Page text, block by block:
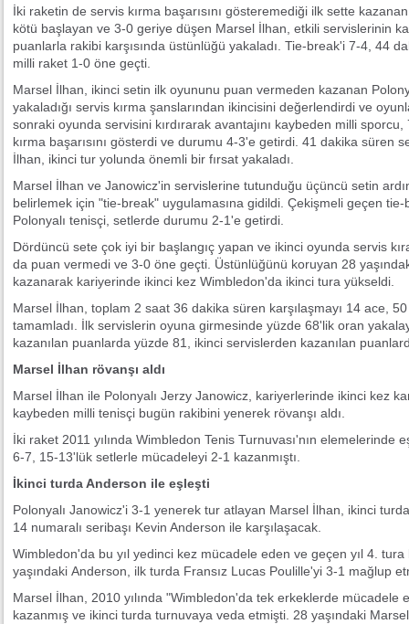
İki raketin de servis kırma başarısını gösteremediği ilk sette
kötü başlayan ve 3-0 geriye düşen Marsel İlhan, etkili servislerinin
puanlarla rakibi karşısında üstünlüğü yakaladı. Tie-break'i 7-4, 44
milli raket 1-0 öne geçti.
Marsel İlhan, ikinci setin ilk oyununu puan vermeden kazanan
yakaladığı servis kırma şanslarından ikincisini değerlendirdi ve
sonraki oyunda servisini kırdırarak avantajını kaybeden milli
kırma başarısını gösterdi ve durumu 4-3'e getirdi. 41 dakika süren
İlhan, ikinci tur yolunda önemli bir fırsat yakaladı.
Marsel İlhan ve Janowicz'in servislerine tutunduğu üçüncü setin
belirlemek için "tie-break" uygulamasına gidildi. Çekişmeli geçen
Polonyalı tenisçi, setlerde durumu 2-1'e getirdi.
Dördüncü sete çok iyi bir başlangıç yapan ve ikinci oyunda servis
da puan vermedi ve 3-0 öne geçti. Üstünlüğünü koruyan 28
kazanarak kariyerinde ikinci kez Wimbledon'da ikinci tura yükseldi.
Marsel İlhan, toplam 2 saat 36 dakika süren karşılaşmayı 14 ace,
tamamladı. İlk servislerin oyuna girmesinde yüzde 68'lik oran
kazanılan puanlarda yüzde 81, ikinci servislerden kazanılan
Marsel İlhan rövanşı aldı
Marsel İlhan ile Polonyalı Jerzy Janowicz, kariyerlerinde ikinci kez
kaybeden milli tenisçi bugün rakibini yenerek rövanşı aldı.
İki raket 2011 yılında Wimbledon Tenis Turnuvası'nın elemelerinde
6-7, 15-13'lük setlerle mücadeleyi 2-1 kazanmıştı.
İkinci turda Anderson ile eşleşti
Polonyalı Janowicz'i 3-1 yenerek tur atlayan Marsel İlhan, ikinci
14 numaralı seribaşı Kevin Anderson ile karşılaşacak.
Wimbledon'da bu yıl yedinci kez mücadele eden ve geçen yıl 4.
yaşındaki Anderson, ilk turda Fransız Lucas Poulille'yi 3-1 mağlup
Marsel İlhan, 2010 yılında "Wimbledon'da tek erkeklerde mücadele
kazanmış ve ikinci turda turnuvaya veda etmişti. 28 yaşındaki